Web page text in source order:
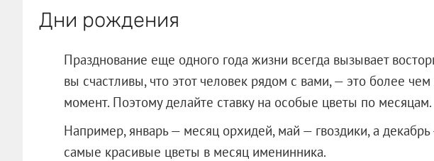
Дни рождения
Празднование еще одного года жизни всегда вызывает
вы счастливы, что этот человек рядом с вами, — это более
момент. Поэтому делайте ставку на особые цветы по месяцам.
Например, январь — месяц орхидей, май — гвоздики, а
самые красивые цветы в месяц именинника.